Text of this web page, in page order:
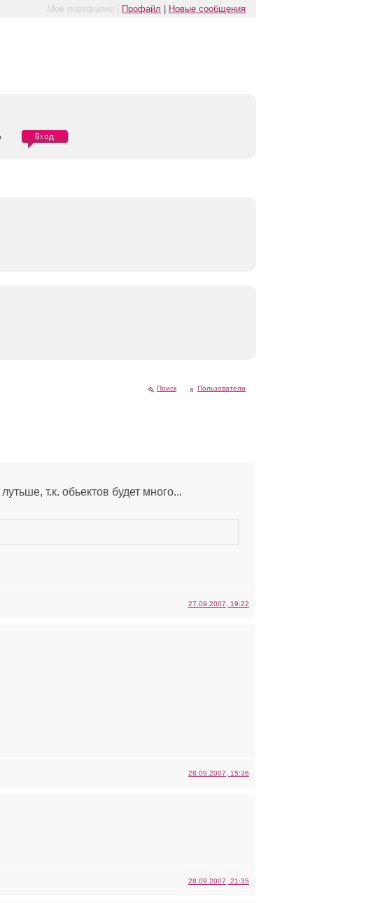
Моё портфолио | Профайл Новые сообщения
Поиск Пользователи
т.к. обьектов будет много...
27.09.2007, 19:22
28.09.2007, 15:36
28.09.2007, 21:35